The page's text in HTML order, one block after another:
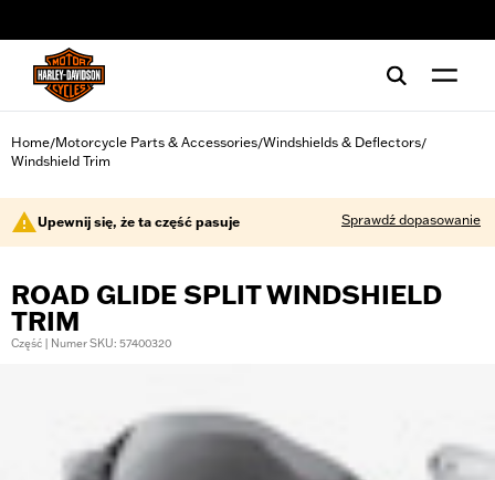
Home/Motorcycle Parts & Accessories/Windshields & Deflectors/
Windshield Trim
Upewnij się, że ta część pasuje Sprawdź dopasowanie
ROAD GLIDE SPLIT WINDSHIELD
TRIM
Część | Numer SKU: 57400320